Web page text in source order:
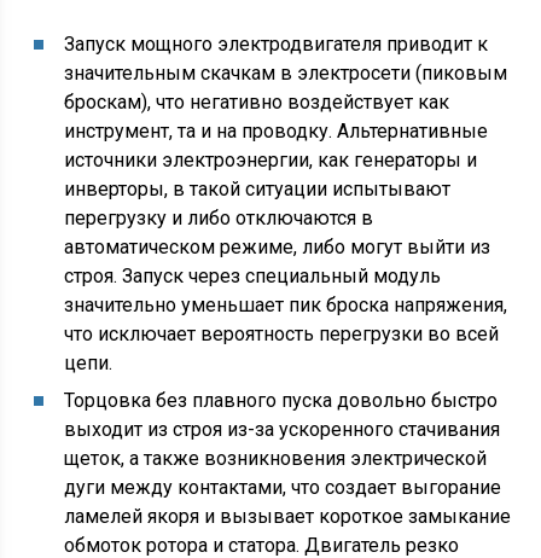
Запуск мощного электродвигателя приводит к
значительным скачкам в электросети (пиковым
броскам), что негативно воздействует как
инструмент, та и на проводку. Альтернативные
источники электроэнергии, как генераторы и
инверторы, в такой ситуации испытывают
перегрузку и либо отключаются в
автоматическом режиме, либо могут выйти из
строя. Запуск через специальный модуль
значительно уменьшает пик броска напряжения,
что исключает вероятность перегрузки во всей
цепи.
Торцовка без плавного пуска довольно быстро
выходит из строя из-за ускоренного стачивания
щеток, а также возникновения электрической
дуги между контактами, что создает выгорание
ламелей якоря и вызывает короткое замыкание
обмоток ротора и статора. Двигатель резко